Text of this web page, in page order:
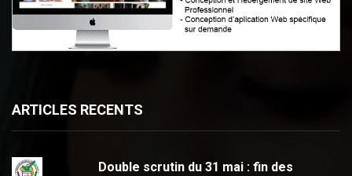
ARTICLES RECENTS
Double scrutin du 31 mai : fin des